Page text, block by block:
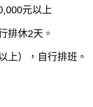
元以上
排休2天。
上），自行排班。